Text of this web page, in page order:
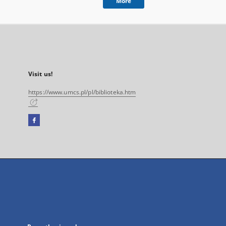
Visit us!
https://www.umcs.pl/pl/biblioteka.htm
Facebook
open